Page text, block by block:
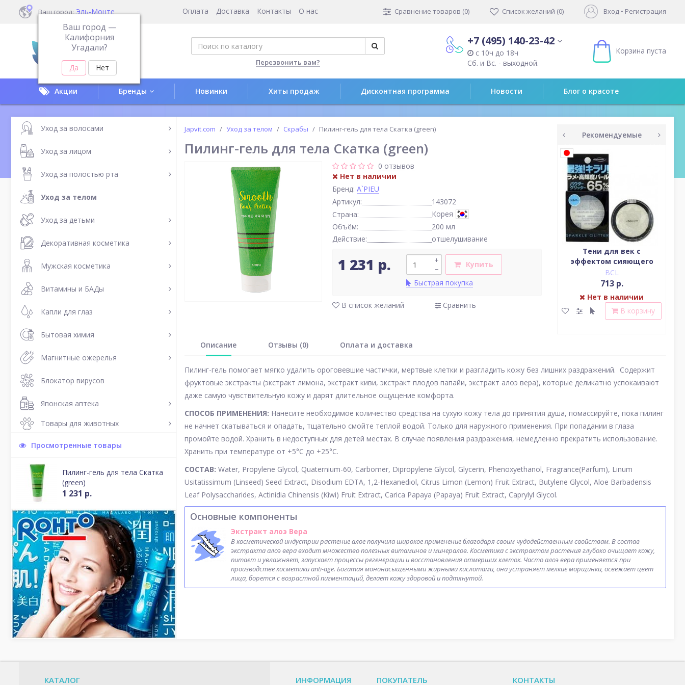
Ваш город: Эль-Монте
Ваш город —
Калифорния
Угадали?
Оплата Доставка Контакты О нас Сравнение товаров (0) Список желаний (0) Вход • Регистрация
Перезвонить вам?
+7 (495) 140-23-42
с 10ч до 18ч
Сб. и Вс. - выходной.
Корзина пуста
Акции Бренды Новинки Хиты продаж Дисконтная программа Новости Блог о красоте
Уход за волосами
Уход за лицом
Уход за полостью рта
Уход за телом
Уход за детьми
Декоративная косметика
Мужская косметика
Витамины и БАДы
Капли для глаз
Бытовая химия
Магнитные ожерелья
Блокатор вирусов
Японская аптека
Товары для животных
Просмотренные товары
Пилинг-гель для тела Скатка
(green)
1 231 р.
Japvit.com Уход за телом Скрабы Пилинг-гель для тела Скатка (green)
Пилинг-гель для тела Скатка (green)
0 отзывов
Нет в наличии
Бренд: A`PIEU
Артикул:
143072
Страна:
Корея
Объём:
200 мл
Действие:
отшелушивание
1 231 р. –
+
Купить
Быстрая покупка
В список желаний Сравнить
Рекомендуемые
подводка (цвет
насыщенный черный)
BCL
Тени для век c
эффектом сияющего
блеска (серебро)
BCL
713 р.
Нет в наличии
В корзину
Описание Отзывы (0) Оплата и доставка
Пилинг-гель помогает мягко удалить ороговевшие частички, мертвые клетки и разгладить кожу без лишних раздражений. Содержит
фруктовые экстракты (экстракт лимона, экстракт киви, экстракт плодов папайи, экстракт алоэ вера), которые деликатно успокаивают
даже самую чувствительную кожу и дарят длительное ощущение комфорта.
СПОСОБ ПРИМЕНЕНИЯ: Нанесите необходимое количество средства на сухую кожу тела до принятия душа, помассируйте, пока пилинг
не начнет скатываться и опадать, тщательно смойте теплой водой. Только для наружного применения. При попадании в глаза
промойте водой. Хранить в недоступных для детей местах. В случае появления раздражения, немедленно прекратить использование.
Хранить при температуре от +5°С до +25°С.
СОСТАВ: Water, Propylene Glycol, Quaternium-60, Carbomer, Dipropylene Glycol, Glycerin, Phenoxyethanol, Fragrance(Parfum), Linum
Usitatissimum (Linseed) Seed Extract, Disodium EDTA, 1,2-Hexanediol, Citrus Limon (Lemon) Fruit Extract, Butylene Glycol, Aloe Barbadensis
Leaf Polysaccharides, Actinidia Chinensis (Kiwi) Fruit Extract, Carica Papaya (Papaya) Fruit Extract, Caprylyl Glycol.
Основные компоненты
Экстракт алоэ Вера
В косметической индустрии растение алое получила широкое применение благодаря своим чудодейственным свойствам. В состав
экстракта алоэ вера входит множество полезных витаминов и минералов. Косметика с экстрактом растения глубоко очищает кожу,
питает и увлажняет, запускает процессы регенерации и восстановления отмерших клеток. Часто алоэ вера применяется при
производстве косметики anti-age. Богатая мононасыщенными жирными кислотами, она устраняет мелкие морщинки, освежает цвет
лица, борется с возрастной пигментаций, делает кожу здоровой и подтянутой.
КАТАЛОГ ИНФОРМАЦИЯ ПОКУПАТЕЛЬ КОНТАКТЫ